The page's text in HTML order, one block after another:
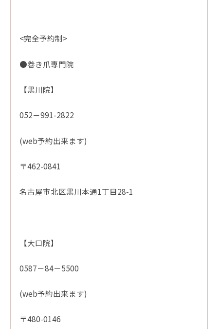
<完全予約制>
●巻き爪専門院
【黒川院】
052－991-2822
(web予約出来ます)
〒462-0841
名古屋市北区黒川本通1丁目28-1
【大口院】
0587－84－5500
(web予約出来ます)
〒480-0146